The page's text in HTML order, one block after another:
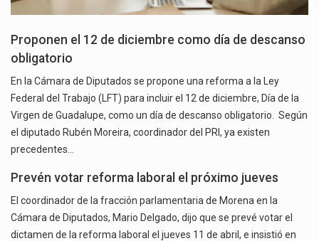
Proponen el 12 de diciembre como día de descanso
obligatorio
En la Cámara de Diputados se propone una reforma a la Ley
Federal del Trabajo (LFT) para incluir el 12 de diciembre, Día de la
Virgen de Guadalupe, como un día de descanso obligatorio. Según
el diputado Rubén Moreira, coordinador del PRI, ya existen
precedentes…
Prevén votar reforma laboral el próximo jueves
El coordinador de la fracción parlamentaria de Morena en la
Cámara de Diputados, Mario Delgado, dijo que se prevé votar el
dictamen de la reforma laboral el jueves 11 de abril, e insistió en